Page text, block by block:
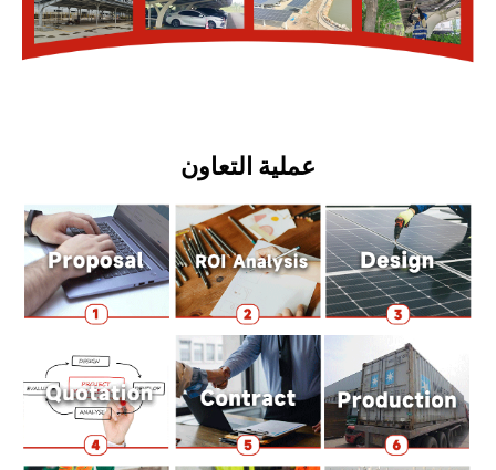
عملية التعاون